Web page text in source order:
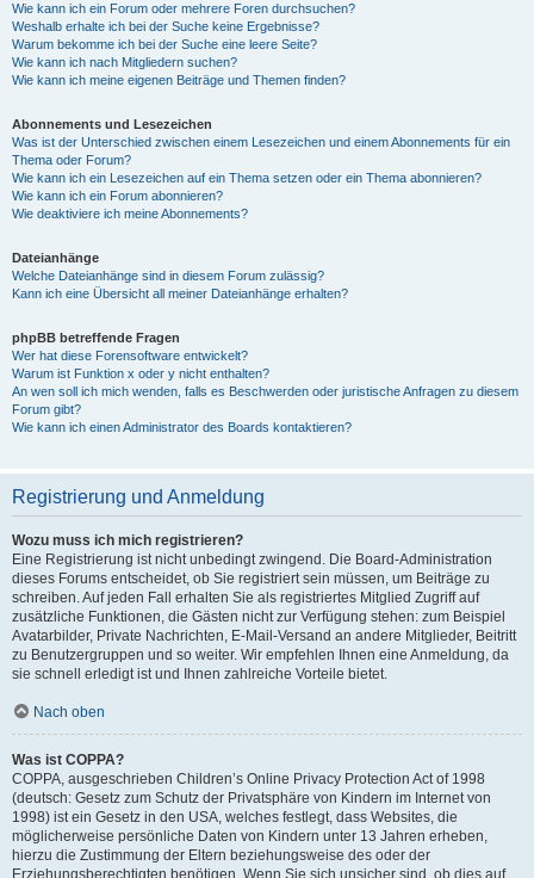
Wie kann ich ein Forum oder mehrere Foren durchsuchen?
Weshalb erhalte ich bei der Suche keine Ergebnisse?
Warum bekomme ich bei der Suche eine leere Seite?
Wie kann ich nach Mitgliedern suchen?
Wie kann ich meine eigenen Beiträge und Themen finden?
Abonnements und Lesezeichen
Was ist der Unterschied zwischen einem Lesezeichen und einem Abonnements für ein
Thema oder Forum?
Wie kann ich ein Lesezeichen auf ein Thema setzen oder ein Thema abonnieren?
Wie kann ich ein Forum abonnieren?
Wie deaktiviere ich meine Abonnements?
Dateianhänge
Welche Dateianhänge sind in diesem Forum zulässig?
Kann ich eine Übersicht all meiner Dateianhänge erhalten?
phpBB betreffende Fragen
Wer hat diese Forensoftware entwickelt?
Warum ist Funktion x oder y nicht enthalten?
An wen soll ich mich wenden, falls es Beschwerden oder juristische Anfragen zu diesem
Forum gibt?
Wie kann ich einen Administrator des Boards kontaktieren?
Registrierung und Anmeldung
Wozu muss ich mich registrieren?
Eine Registrierung ist nicht unbedingt zwingend. Die Board-Administration
dieses Forums entscheidet, ob Sie registriert sein müssen, um Beiträge zu
schreiben. Auf jeden Fall erhalten Sie als registriertes Mitglied Zugriff auf
zusätzliche Funktionen, die Gästen nicht zur Verfügung stehen: zum Beispiel
Avatarbilder, Private Nachrichten, E-Mail-Versand an andere Mitglieder, Beitritt
zu Benutzergruppen und so weiter. Wir empfehlen Ihnen eine Anmeldung, da
sie schnell erledigt ist und Ihnen zahlreiche Vorteile bietet.
Nach oben
Was ist COPPA?
COPPA, ausgeschrieben Children’s Online Privacy Protection Act of 1998
(deutsch: Gesetz zum Schutz der Privatsphäre von Kindern im Internet von
1998) ist ein Gesetz in den USA, welches festlegt, dass Websites, die
möglicherweise persönliche Daten von Kindern unter 13 Jahren erheben,
hierzu die Zustimmung der Eltern beziehungsweise des oder der
Erziehungsberechtigten benötigen. Wenn Sie sich unsicher sind, ob dies auf